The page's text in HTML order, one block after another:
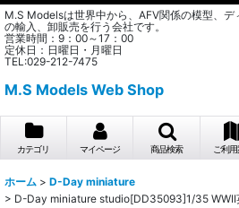
M.S Modelsは世界中から、AFV関係の模型、
の輸入、卸販売を行う会社です。
営業時間：9：00～17：00
定休日：日曜日・月曜日
TEL:029-212-7475
M.S Models Web Shop
カテゴリ マイページ 商品検索 ご利
ホーム > D-Day miniature
> D-Day miniature studio[DD35093]1/35 WWII